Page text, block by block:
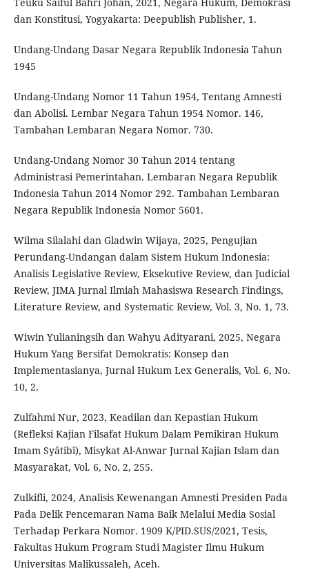
dan Konstitusi, Yogyakarta: Deepublish Publisher, 1.
Undang-Undang Dasar Negara Republik Indonesia Tahun
1945
Undang-Undang Nomor 11 Tahun 1954, Tentang Amnesti
dan Abolisi. Lembar Negara Tahun 1954 Nomor. 146,
Tambahan Lembaran Negara Nomor. 730.
Undang-Undang Nomor 30 Tahun 2014 tentang
Administrasi Pemerintahan. Lembaran Negara Republik
Indonesia Tahun 2014 Nomor 292. Tambahan Lembaran
Negara Republik Indonesia Nomor 5601.
Wilma Silalahi dan Gladwin Wijaya, 2025, Pengujian
Perundang-Undangan dalam Sistem Hukum Indonesia:
Analisis Legislative Review, Eksekutive Review, dan Judicial
Review, JIMA Jurnal Ilmiah Mahasiswa Research Findings,
Literature Review, and Systematic Review, Vol. 3, No. 1, 73.
Wiwin Yulianingsih dan Wahyu Adityarani, 2025, Negara
Hukum Yang Bersifat Demokratis: Konsep dan
Implementasianya, Jurnal Hukum Lex Generalis, Vol. 6, No.
10, 2.
Zulfahmi Nur, 2023, Keadilan dan Kepastian Hukum
(Refleksi Kajian Filsafat Hukum Dalam Pemikiran Hukum
Imam Syâtibî), Misykat Al-Anwar Jurnal Kajian Islam dan
Masyarakat, Vol. 6, No. 2, 255.
Zulkifli, 2024, Analisis Kewenangan Amnesti Presiden Pada
Pada Delik Pencemaran Nama Baik Melalui Media Sosial
Terhadap Perkara Nomor. 1909 K/PID.SUS/2021, Tesis,
Fakultas Hukum Program Studi Magister Ilmu Hukum
Universitas Malikussaleh, Aceh.